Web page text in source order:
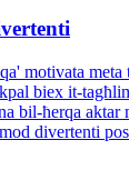
motivata meta
biex it-
bil-ħerqa
divertenti